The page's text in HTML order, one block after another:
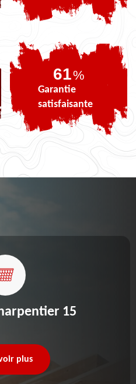
75%
Garantie
satisfaisante
15
plus